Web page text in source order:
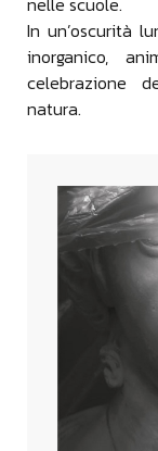
In un’oscurità
inorganico,
celebrazione
natura.